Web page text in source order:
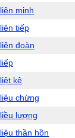
liên minh
liên tiếp
liên đoàn
liếp
liệt kê
liệu chừng
liều lượng
liệu thần hồn